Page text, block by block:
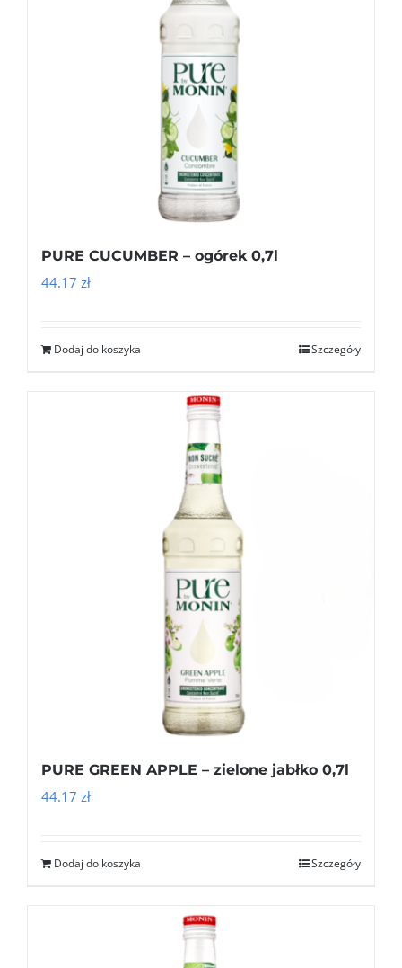
PURE CUCUMBER – ogórek 0,7l
44.17 zł
Dodaj do koszyka Szczegóły
PURE GREEN APPLE – zielone jabłko 0,7l
44.17 zł
Dodaj do koszyka Szczegóły